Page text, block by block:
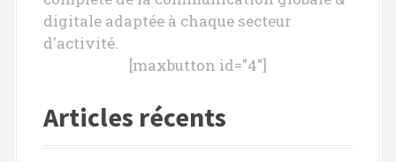
digitale adaptée à chaque secteur
d'activité.
[maxbutton id="4"]
Articles récents